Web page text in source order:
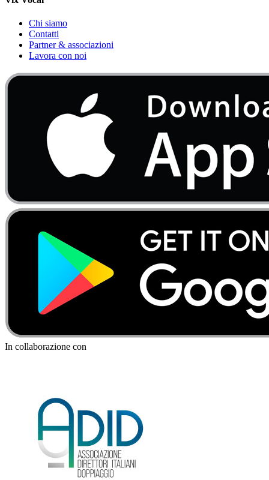
Chi siamo
Contatti
Partner & associazioni
Lavora con noi
In collaborazione con